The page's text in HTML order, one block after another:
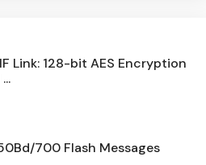
Link: 128-bit AES Encryption
700 Flash Messages